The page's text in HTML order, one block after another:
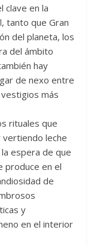
clave en la
tanto que Gran
del planeta, los
del ámbito
hay
de nexo entre
más
rituales que
vertiendo leche
espera de que
produce en el
de
y
en el interior